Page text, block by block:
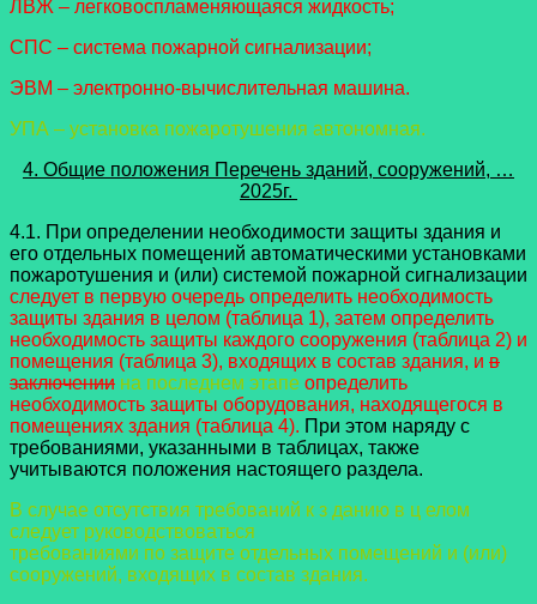
ЛВЖ – легковоспламеняющаяся жидкость;
СПС – система пожарной сигнализации;
ЭВМ – электронно-вычислительная машина.
УПА – установка пожаротушения автономная.
4. Общие положения Перечень зданий, сооружений, …
2025г.
4.1. При определении необходимости защиты здания и
его отдельных помещений автоматическими установками
пожаротушения и (или) системой пожарной сигнализации
следует в первую очередь определить необходимость
защиты здания в целом (таблица 1), затем определить
необходимость защиты каждого сооружения (таблица 2) и
помещения (таблица 3), входящих в состав здания, и в
заключении на последнем этапе определить
необходимость защиты оборудования, находящегося в
помещениях здания (таблица 4). При этом наряду с
требованиями, указанными в таблицах, также
учитываются положения настоящего раздела.
В случае отсутствия требований к з данию в ц елом
следует руководствоваться
требованиями по защите отдельных помещений и (или)
сооружений, входящих в состав здания.